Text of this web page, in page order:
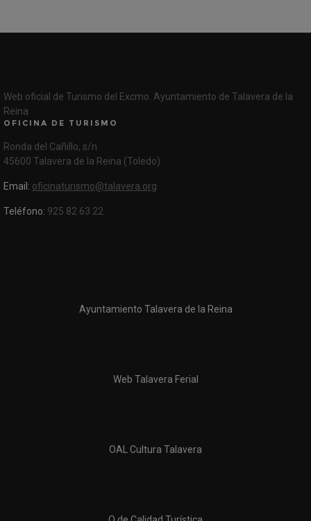
Web oficial de Turismo del Excmo. Ayuntamiento de Talavera de la
Reina
OFICINA DE TURISMO
Ronda del Cañillo, s/n
45600 Talavera de la Reina (Toledo)
Email: oficinaturismo@talavera.org
Teléfono: 925 82 63 22
Ayuntamiento Talavera de la Reina
Web Talavera Ferial
OAL Cultura Talavera